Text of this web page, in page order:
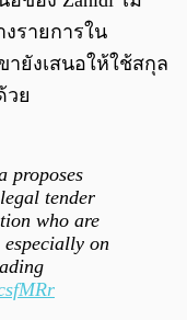
รายการใน
ายังเสนอให้ใช้สกุล
วย
proposes
tender
who are
on